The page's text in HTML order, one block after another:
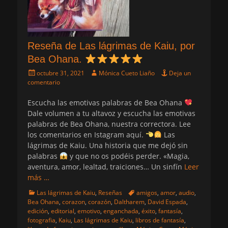
Reseña de Las lágrimas de Kaiu, por
Bea Ohana.
Publicado
el
octubre 31, 2021 AutorMónica Cueto Liaño
Deja un
comentario
Escucha las emotivas palabras de Bea Ohana
Dale volumen a tu altavoz y escucha las emotivas
palabras de Bea Ohana, nuestra correctora. Lee
los comentarios en Istagram aquí.
Las
lágrimas de Kaiu. Una historia que me dejó sin
palabras
y que no os podéis perder. «Magia,
aventura, amor, lealtad, traiciones… Un sinfín Leer
más …
Categorias
Las lágrimas de Kaiu, Reseñas Etiquetas
amigos, amor, audio,
Bea Ohana, corazon, corazón, Daltharem, David Espada,
edición, editorial, emotivo, enganchada, éxito, fantasía,
fotografia, Kaiu, Las lágrimas de Kaiu, libros de fantasía,